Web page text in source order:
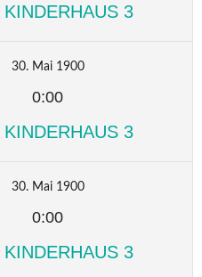
3
30. Mai 1900
0:00
3
30. Mai 1900
0:00
3